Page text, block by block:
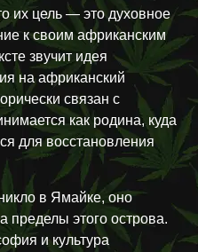
их цель — это духовное
к своим африканским
звучит идея
на африканский
связан с
как родина, куда
для восстановления
в Ямайке, оно
пределы этого острова.
и культура